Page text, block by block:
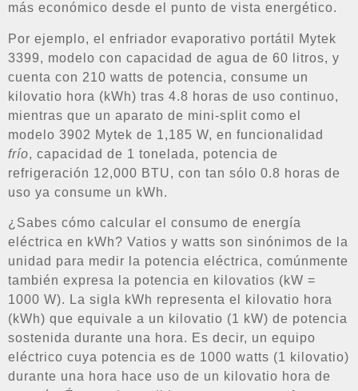
más económico desde el punto de vista energético.
Por ejemplo, el enfriador evaporativo portátil Mytek
3399, modelo con capacidad de agua de 60 litros, y
cuenta con 210 watts de potencia, consume un
kilovatio hora (kWh) tras 4.8 horas de uso continuo,
mientras que un aparato de mini-split como el
modelo 3902 Mytek de 1,185 W, en funcionalidad
frío, capacidad de 1 tonelada, potencia de
refrigeración 12,000 BTU, con tan sólo 0.8 horas de
uso ya consume un kWh.
¿Sabes cómo calcular el consumo de energía
eléctrica en kWh? Vatios y watts son sinónimos de la
unidad para medir la potencia eléctrica, comúnmente
también expresa la potencia en kilovatios (kW =
1000 W). La sigla kWh representa el kilovatio hora
(kWh) que equivale a un kilovatio (1 kW) de potencia
sostenida durante una hora. Es decir, un equipo
eléctrico cuya potencia es de 1000 watts (1 kilovatio)
durante una hora hace uso de un kilovatio hora de